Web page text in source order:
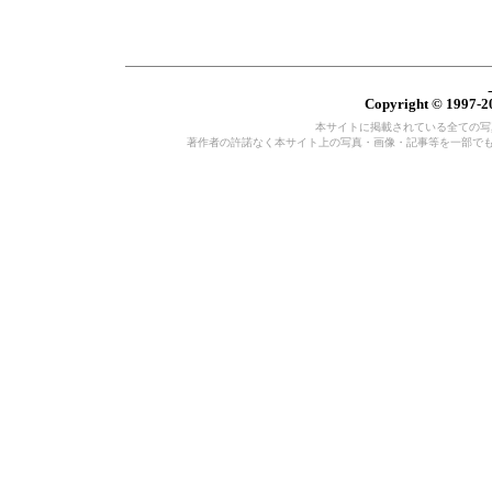
Copyright © 1997-
本サイトに掲載されている全ての
著作者の許諾なく本サイト上の写真・画像・記事等を一部で